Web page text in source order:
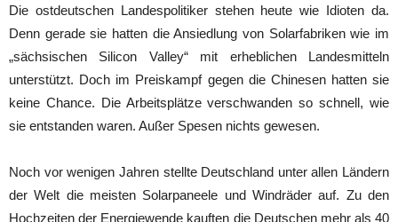
Die ostdeutschen Landespolitiker stehen heute wie Idioten da.
Denn gerade sie hatten die Ansiedlung von Solarfabriken wie im
„sächsischen Silicon Valley“ mit erheblichen Landesmitteln
unterstützt. Doch im Preiskampf gegen die Chinesen hatten sie
keine Chance. Die Arbeitsplätze verschwanden so schnell, wie
sie entstanden waren. Außer Spesen nichts gewesen.
Noch vor wenigen Jahren stellte Deutschland unter allen Ländern
der Welt die meisten Solarpaneele und Windräder auf. Zu den
Hochzeiten der Energiewende kauften die Deutschen mehr als 40